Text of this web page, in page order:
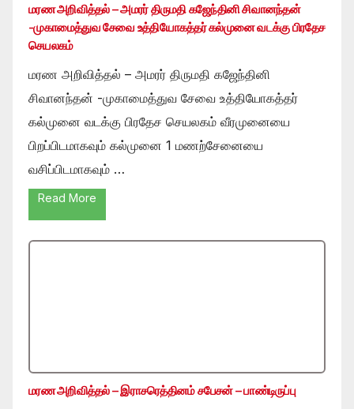
மரண அறிவித்தல் – அமரர் திருமதி கஜேந்தினி சிவானந்தன்
-முகாமைத்துவ சேவை உத்தியோகத்தர் கல்முனை வடக்கு பிரதேச
செயலகம்
மரண அறிவித்தல் – அமரர் திருமதி கஜேந்தினி
சிவானந்தன் -முகாமைத்துவ சேவை உத்தியோகத்தர்
கல்முனை வடக்கு பிரதேச செயலகம் வீரமுனையை
பிறப்பிடமாகவும் கல்முனை 1 மணற்சேனையை
வசிப்பிடமாகவும் …
Read More
மரண அறிவித்தல் – இராசரெத்தினம் சபேசன் – பாண்டிருப்பு